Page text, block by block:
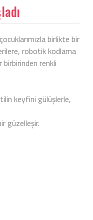
birlikte bir
robotik kodlama
renkli
keyfini gülüşlerle,
güzelleşir.